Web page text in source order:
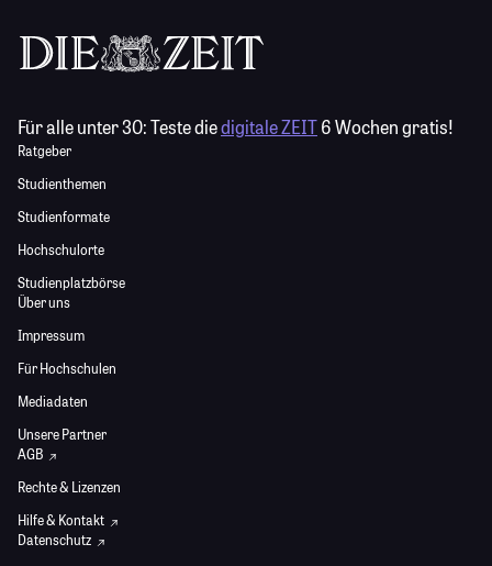
Für alle unter 30:Teste diedigitale ZEIT6 Wochen gratis!
Ratgeber
Studienthemen
Studienformate
Hochschulorte
Studienplatzbörse
Über uns
Impressum
Für Hochschulen
Mediadaten
Unsere Partner
AGB
Rechte & Lizenzen
Hilfe & Kontakt
Datenschutz